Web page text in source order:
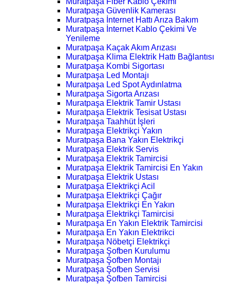
Muratpaşa Güvenlik Kamerası
Muratpaşa İnternet Hattı Arıza Bakım
Muratpaşa İnternet Kablo Çekimi Ve
Yenileme
Muratpaşa Kaçak Akım Arızası
Muratpaşa Klima Elektrik Hattı Bağlantısı
Muratpaşa Kombi Sigortası
Muratpaşa Led Montajı
Muratpaşa Led Spot Aydınlatma
Muratpaşa Sigorta Arızası
Muratpaşa Elektrik Tamir Ustası
Muratpaşa Elektrik Tesisat Ustası
Muratpaşa Taahhüt İşleri
Muratpaşa Elektrikçi Yakın
Muratpaşa Bana Yakın Elektrikçi
Muratpaşa Elektrik Servis
Muratpaşa Elektrik Tamircisi
Muratpaşa Elektrik Tamircisi En Yakın
Muratpaşa Elektrik Ustası
Muratpaşa Elektrikçi Acil
Muratpaşa Elektrikçi Çağır
Muratpaşa Elektrikçi En Yakın
Muratpaşa Elektrikçi Tamircisi
Muratpaşa En Yakın Elektrik Tamircisi
Muratpaşa En Yakın Elektrikci
Muratpaşa Nöbetçi Elektrikçi
Muratpaşa Şofben Kurulumu
Muratpaşa Şofben Montajı
Muratpaşa Şofben Servisi
Muratpaşa Şofben Tamircisi